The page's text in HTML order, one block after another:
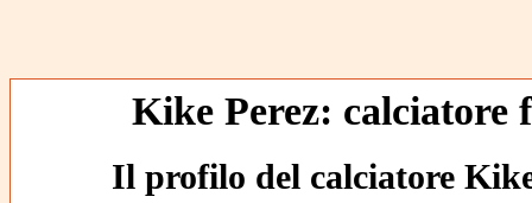
Kike Perez: calciatore
Il profilo del calciatore